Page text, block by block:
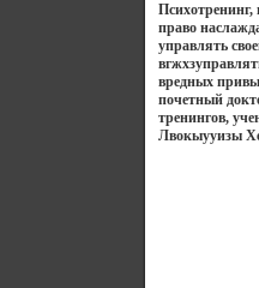
Психотренинг,
право
управлять
вредных
почетный
тренингов,
Лвокыууизы